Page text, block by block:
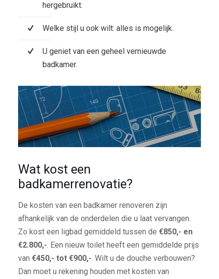
hergebruikt.
Welke stijl u ook wilt: alles is mogelijk.
U geniet van een geheel vernieuwde
badkamer.
Wat kost een
badkamerrenovatie?
De kosten van een badkamer renoveren zijn
afhankelijk van de onderdelen die u laat vervangen.
Zo kost een ligbad gemiddeld tussen de €850,- en
€2.800,-. Een nieuw toilet heeft een gemiddelde prijs
van €450,- tot €900,-. Wilt u de douche verbouwen?
Dan moet u rekening houden met kosten van